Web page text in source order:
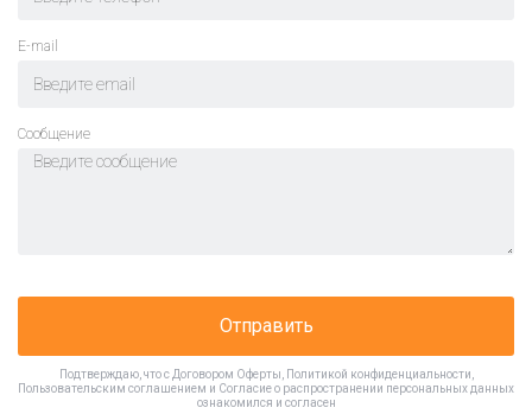
E-mail
Cообщение
Отправить
Подтверждаю, что с Договором Оферты Политикой конфиденциальности
Пользовательским соглашением и Согласие о распространении персональных данных
ознакомился и согласен